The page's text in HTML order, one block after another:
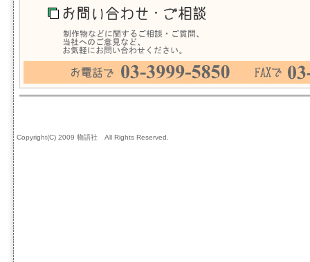
Copyright(C) 2009 物語社 All Rights Reserved.